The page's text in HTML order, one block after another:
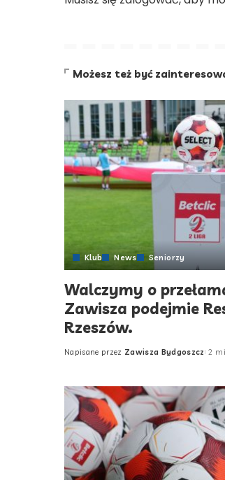
Możesz też być
Klub News Seniorzy
Walczymy o
Zawisza podejmie
Rzeszów.
Posted
Napisane przez Zawisza Bydgoszcz 2